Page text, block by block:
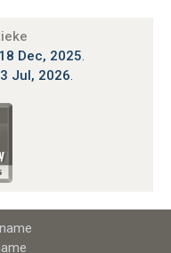
18 Dec, 2025.
Jul, 2026.